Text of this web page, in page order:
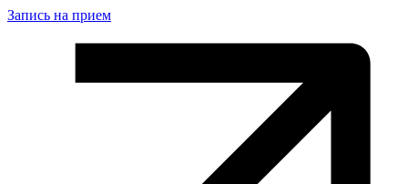
Запись на прием